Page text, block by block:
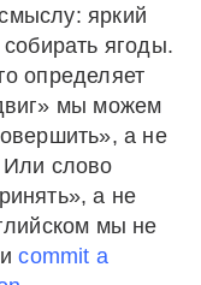
яркий
ягоды.
определяет
мы можем
а не
Или слово
а не
мы не
commit a